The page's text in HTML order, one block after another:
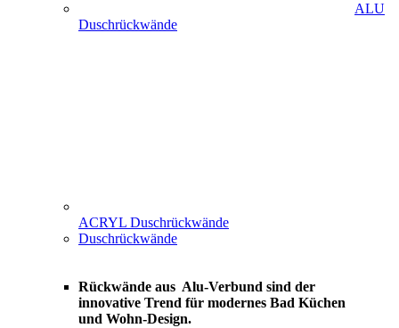
ALU
Duschrückwände
ACRYL Duschrückwände
Duschrückwände
Rückwände aus Alu-Verbund sind der
innovative Trend für modernes Bad Küchen
und Wohn-Design.